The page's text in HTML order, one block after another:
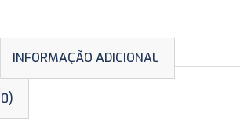
INFORMAÇÃO ADICIONAL